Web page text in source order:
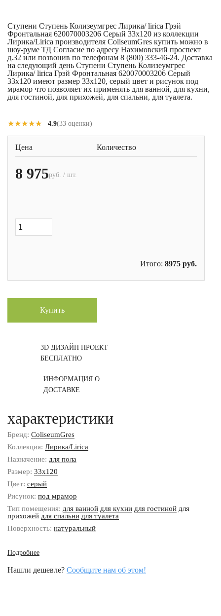
Ступени Ступень Колизеумгрес Лирика/ lirica Грэй
Фронтальная 620070003206 Серый 33x120 из коллекции
Лирика/Lirica производителя ColiseumGres купить можно в
шоу-руме ТД Согласие по адресу Нахимовский проспект
д.32 или позвонив по телефонам 8 (800) 333-46-24. Доставка
на следующий день Ступени Ступень Колизеумгрес
Лирика/ lirica Грэй Фронтальная 620070003206 Серый
33x120 имеют размер 33x120, серый цвет и рисунок под
мрамор что позволяет их применять для ванной, для кухни,
для гостиной, для прихожей, для спальни, для туалета.
★★★★★
★★★★★ 4.9(33 оценки)
Цена Количество
8 975руб. / шт.
Итого: 8975 руб.
Купить
3D ДИЗАЙН ПРОЕКТ
БЕСПЛАТНО
ИНФОРМАЦИЯ О
ДОСТАВКЕ
характеристики
Бренд: ColiseumGres
Коллекция: Лирика/Lirica
Назначение: для пола
Размер: 33x120
Цвет: серый
Рисунок: под мрамор
Тип помещения: для ванной для кухни для гостиной для
прихожей для спальни для туалета
Поверхность: натуральный
Подробнее
Нашли дешевле? Сообщите нам об этом!